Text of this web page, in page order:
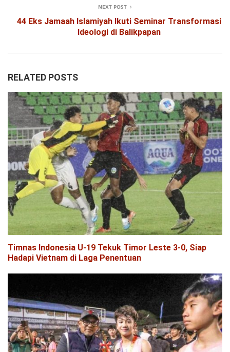
NEXT POST
44 Eks Jamaah Islamiyah Ikuti Seminar Transformasi
Ideologi di Balikpapan
RELATED POSTS
Timnas Indonesia U-19 Tekuk Timor Leste 3-0, Siap
Hadapi Vietnam di Laga Penentuan